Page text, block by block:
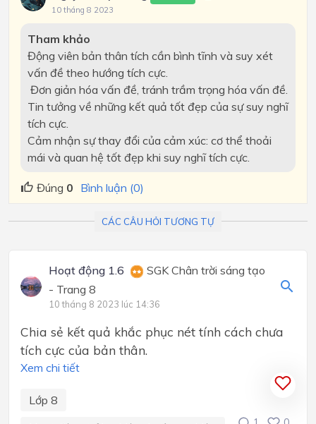
10 tháng 8 2023
Tham khảo
Động viên bản thân tích cần bình tĩnh và suy xét
vấn đề theo hướng tích cực.
Đơn giản hóa vấn đề, tránh trầm trọng hóa vấn đề.
Tin tưởng về những kết quả tốt đẹp của sự suy nghĩ
tích cực.
Cảm nhận sự thay đổi của cảm xúc: cơ thể thoải
mái và quan hệ tốt đẹp khi suy nghĩ tích cực.
Đúng 0 Bình luận (0)
CÁC CÂU HỎI TƯƠNG TỰ
Hoạt động 1.6
SGK Chân trời sáng tạo
- Trang 8
10 tháng 8 2023 lúc 14:36
Chia sẻ kết quả khắc phục nét tính cách chưa
tích cực của bản thân.
Xem chi tiết
Lớp 8